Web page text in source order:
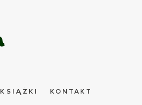
KSIĄŻKI KONTAKT